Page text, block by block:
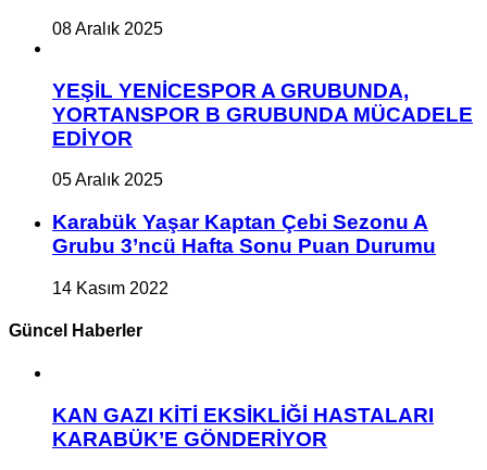
08 Aralık 2025
YEŞİL YENİCESPOR A GRUBUNDA,
YORTANSPOR B GRUBUNDA MÜCADELE
EDİYOR
05 Aralık 2025
Karabük Yaşar Kaptan Çebi Sezonu A
Grubu 3’ncü Hafta Sonu Puan Durumu
14 Kasım 2022
Güncel Haberler
KAN GAZI KİTİ EKSİKLİĞİ HASTALARI
KARABÜK’E GÖNDERİYOR